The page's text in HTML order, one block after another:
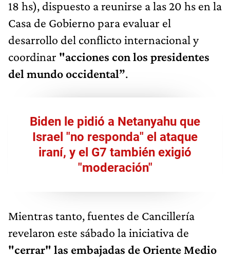
18 hs), dispuesto a reunirse a las 20 hs en la
Casa de Gobierno para evaluar el
desarrollo del conflicto internacional y
coordinar "acciones con los presidentes
del mundo occidental”.
Biden le pidió a Netanyahu que
Israel "no responda" el ataque
iraní, y el G7 también exigió
"moderación"
Mientras tanto, fuentes de Cancillería
revelaron este sábado la iniciativa de
"cerrar" las embajadas de Oriente Medio